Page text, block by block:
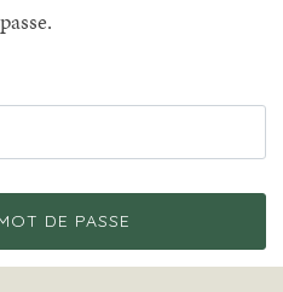
DE PASSE